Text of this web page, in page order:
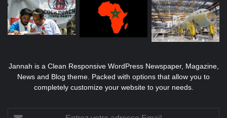
Jannah is a Clean Responsive WordPress Newspaper, Magazine,
News and Blog theme. Packed with options that allow you to
completely customize your website to your needs.